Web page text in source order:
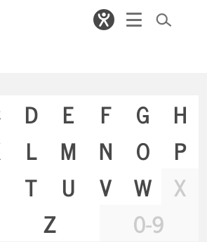
D E F G
H
L M N O
P
T U V W
X
Z 0-9